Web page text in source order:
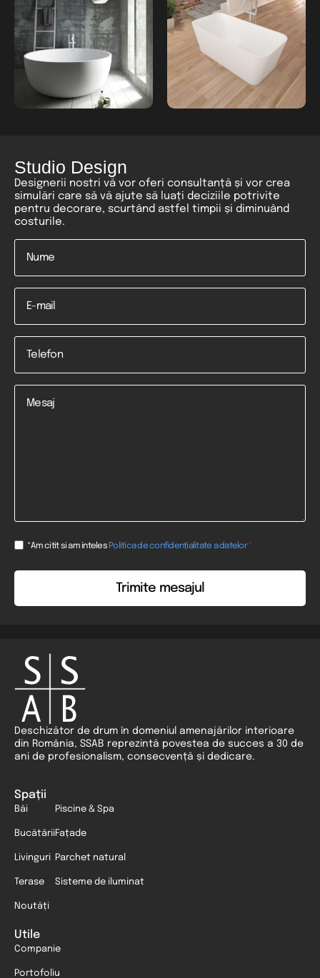
Studio Design
Designerii nostri vă vor oferi consultanță și vor crea
simulări care să vă ajute să luați deciziile potrivite
pentru decorare, scurtând astfel timpii și diminuând
costurile.
Nume
Email
Telefon
Mesaj
Consent
*Am citit si am inteles Politica de confidențialitate a datelor*
Deschizător de drum în domeniul amenajărilor interioare
din România, SSAB reprezintă povestea de succes a 30 de
ani de profesionalism, consecvență și dedicare.
Spații
Băi
Bucătării
Livinguri
Terase
Noutăți
Piscine & Spa
Fațade
Parchet natural
Sisteme de iluminat
Utile
Companie
Portofoliu